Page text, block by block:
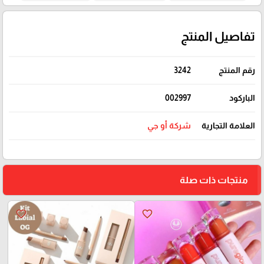
تفاصيل المنتج
رقم المنتج 3242
الباركود 002997
العلامة التجارية شركة أو جي
منتجات ذات صلة
favorite_border
favorite_border